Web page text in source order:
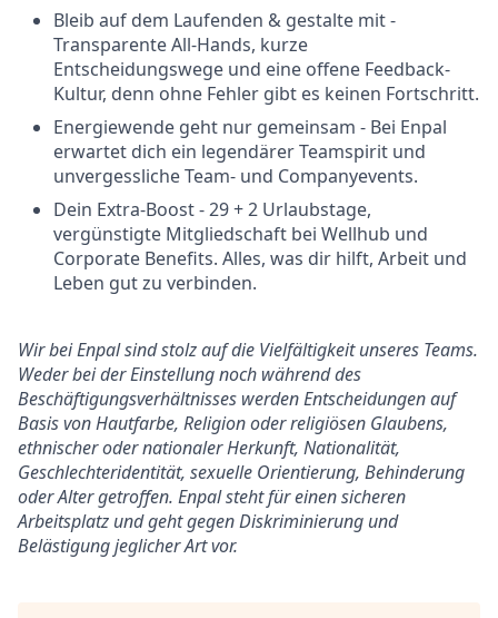
Bleib auf dem Laufenden & gestalte mit -
Transparente All-Hands, kurze
Entscheidungswege und eine offene Feedback-
Kultur, denn ohne Fehler gibt es keinen Fortschritt.
Energiewende geht nur gemeinsam - Bei Enpal
erwartet dich ein legendärer Teamspirit und
unvergessliche Team- und Companyevents.
Dein Extra-Boost - 29 + 2 Urlaubstage,
vergünstigte Mitgliedschaft bei Wellhub und
Corporate Benefits. Alles, was dir hilft, Arbeit und
Leben gut zu verbinden.
Wir bei Enpal sind stolz auf die Vielfältigkeit unseres Teams.
Weder bei der Einstellung noch während des
Beschäftigungsverhältnisses werden Entscheidungen auf
Basis von Hautfarbe, Religion oder religiösen Glaubens,
ethnischer oder nationaler Herkunft, Nationalität,
Geschlechteridentität, sexuelle Orientierung, Behinderung
oder Alter getroffen. Enpal steht für einen sicheren
Arbeitsplatz und geht gegen Diskriminierung und
Belästigung jeglicher Art vor.